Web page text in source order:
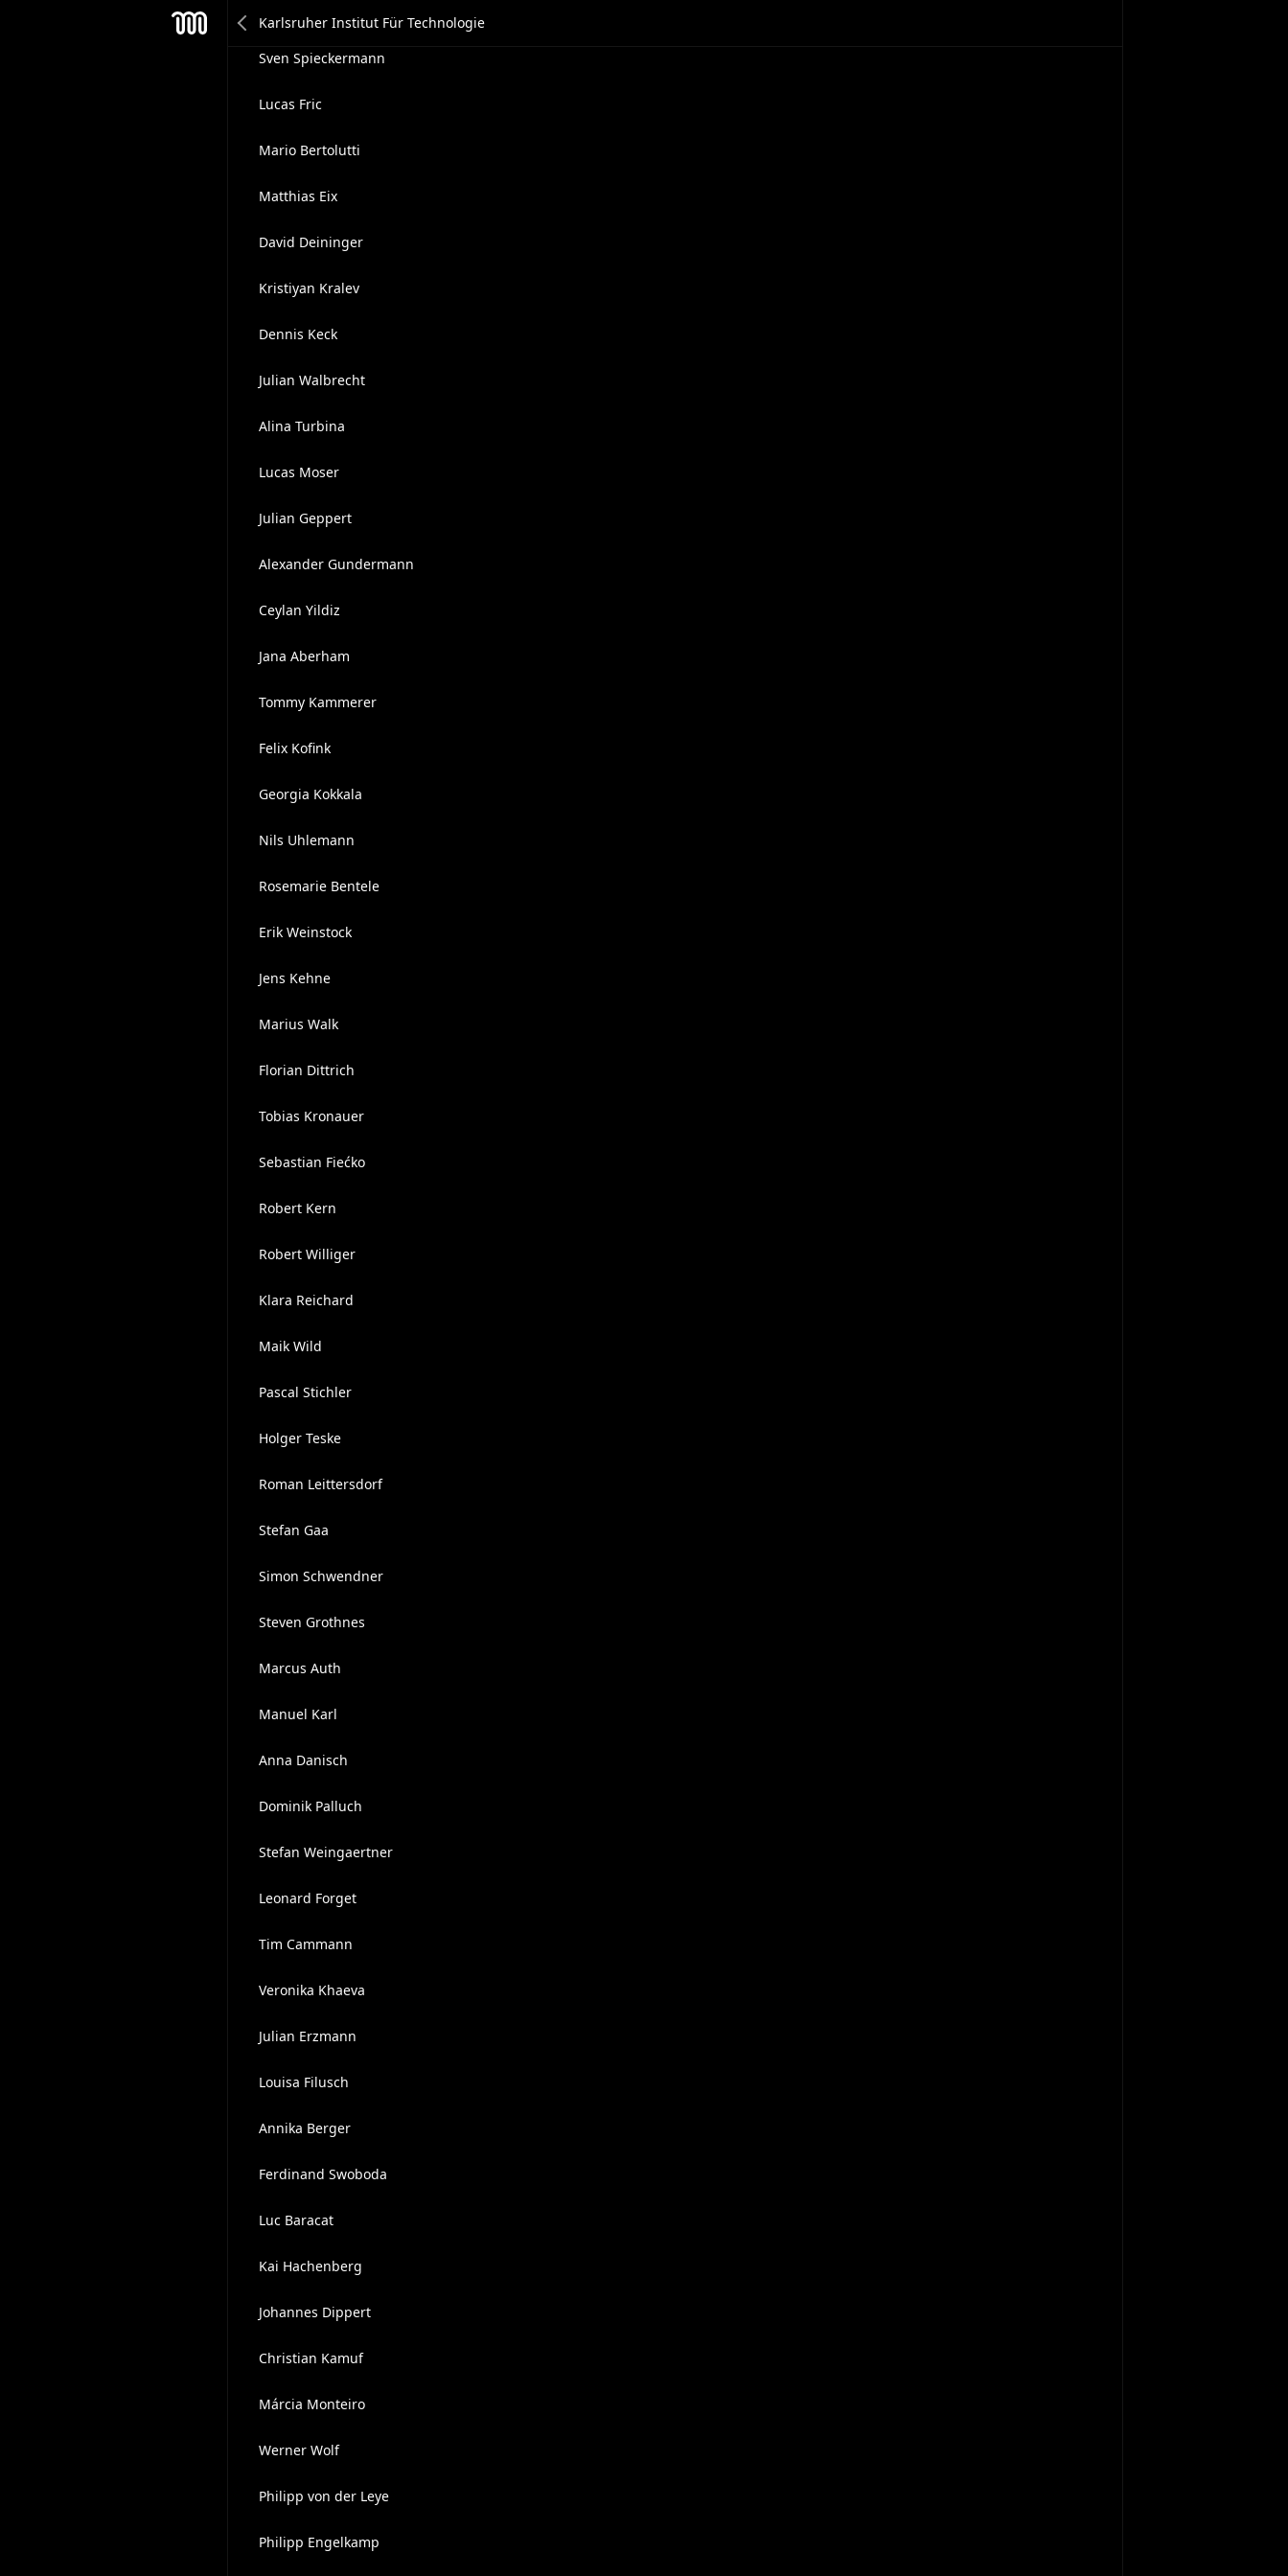
Sven Spieckermann
Lucas Fric
Mario Bertolutti
Matthias Eix
David Deininger
Kristiyan Kralev
Dennis Keck
Julian Walbrecht
Alina Turbina
Lucas Moser
Julian Geppert
Alexander Gundermann
Ceylan Yildiz
Jana Aberham
Tommy Kammerer
Felix Kofink
Georgia Kokkala
Nils Uhlemann
Rosemarie Bentele
Erik Weinstock
Jens Kehne
Marius Walk
Florian Dittrich
Tobias Kronauer
Sebastian Fiećko
Robert Kern
Robert Williger
Klara Reichard
Maik Wild
Pascal Stichler
Holger Teske
Roman Leittersdorf
Stefan Gaa
Simon Schwendner
Steven Grothnes
Marcus Auth
Manuel Karl
Anna Danisch
Dominik Palluch
Stefan Weingaertner
Leonard Forget
Tim Cammann
Veronika Khaeva
Julian Erzmann
Louisa Filusch
Annika Berger
Ferdinand Swoboda
Luc Baracat
Kai Hachenberg
Johannes Dippert
Christian Kamuf
Márcia Monteiro
Werner Wolf
Philipp von der Leye
Philipp Engelkamp